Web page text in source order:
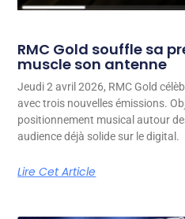
RMC Gold souffle sa
muscle son antenne
Jeudi 2 avril 2026, RMC Gold
avec trois nouvelles émissions.
positionnement musical autour
audience déjà solide sur le digital.
Lire Cet Article